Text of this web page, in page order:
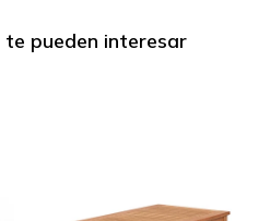
pueden interesar